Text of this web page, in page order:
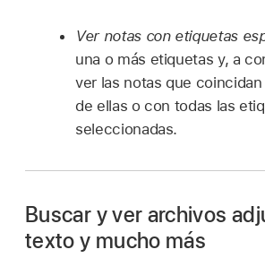
Ver notas con etiquetas
una o más etiquetas y, a
ver las notas que
de ellas o con todas las
seleccionadas.
Buscar y ver archivos
texto y mucho más